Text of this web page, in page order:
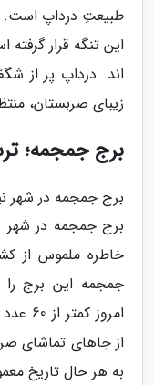
طبیعتِ درداپ است.
این تنگه قرار
اند. درداپ پر از
زیبای صربستان،
برج جمجمه؛
برج جمجمه در شهر
برج جمجمه در
جمجمه این برج را
از جاهای تماشای
به هر حال تاریخ